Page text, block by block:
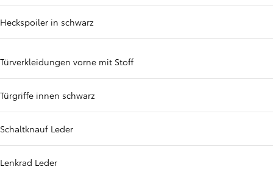
Heckspoiler in schwarz
Türverkleidungen vorne mit Stoff
Türgriffe innen schwarz
Schaltknauf Leder
Lenkrad Leder